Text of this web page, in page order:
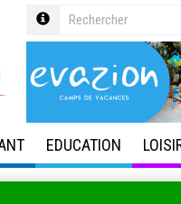
EDUCATION